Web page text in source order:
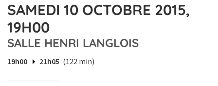
SAMEDI 10 OCTOBRE 2015,
19H00
SALLE HENRI LANGLOIS
19h00 21h05 (122 min)